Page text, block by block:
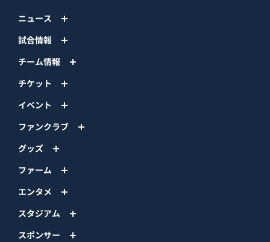
ニュース
試合情報
チーム情報
チケット
イベント
ファンクラブ
グッズ
ファーム
エンタメ
スタジアム
スポンサー